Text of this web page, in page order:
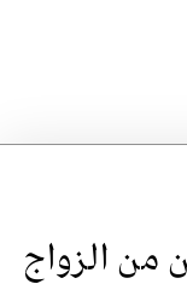
من الزواج